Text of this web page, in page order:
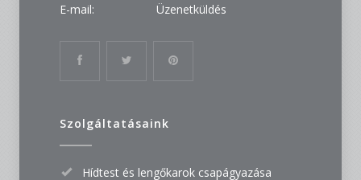
E-mail:
Üzenetküldés
Szolgáltatásaink
Hídtest és lengőkarok csapágyazása